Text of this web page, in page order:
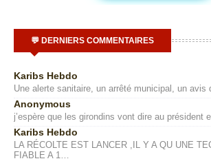
💬 DERNIERS COMMENTAIRES
Karibs Hebdo
Une alerte sanitaire, un arrêté municipal, un avis
Anonymous
j’espère que les girondins vont dire au président
Karibs Hebdo
LA RÉCOLTE EST LANCER ,IL Y A QU UNE
FIABLE A 1…